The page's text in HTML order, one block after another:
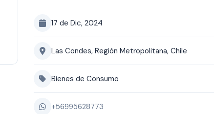
17 de Dic, 2024
Las Condes, Región Metropolitana, Chile
Bienes de Consumo
+56995628773